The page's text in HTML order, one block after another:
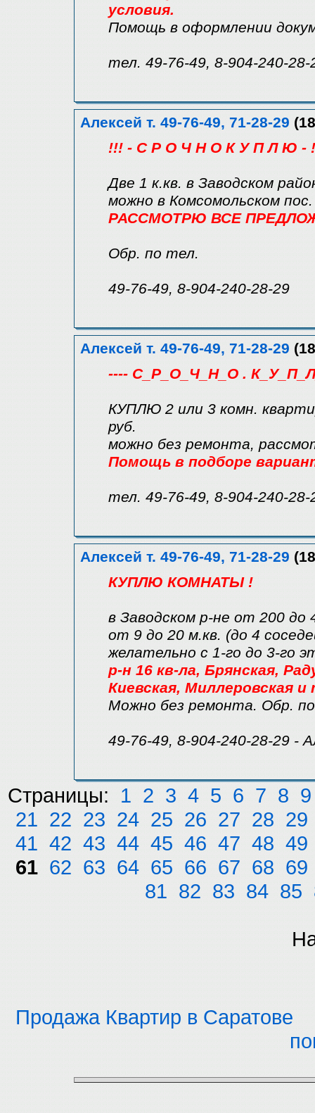
условия.
Помощь в оформлении
тел. 49-76-49, 8-904-240-28-
Алексей т. 49-76-49, 71-28-29
!!! - С Р О Ч Н О К У П Л Ю -
Две 1 к.кв. в Заводском
можно в Комсомольском пос.
РАССМОТРЮ ВСЕ
Обр. по тел.
49-76-49, 8-904-240-28-29
Алексей т. 49-76-49, 71-28-29
---- С_Р_О_Ч_Н_О .
КУПЛЮ 2 или 3 комн.
руб.
можно без ремонта,
Помощь в подборе
тел. 49-76-49, 8-904-240-28-
Алексей т. 49-76-49, 71-28-29
КУПЛЮ КОМНАТЫ !
в Заводском р-не от 200 до
от 9 до 20 м.кв. (до 4
желательно с 1-го до 3-го
р-н 16 кв-ла, Брянская,
Киевская, Миллеровская и
Можно без ремонта. Обр.
49-76-49, 8-904-240-28-29 -
Страницы: 1 2 3 4 5 6 7 8 9
21 22 23 24 25 26 27 28 29
41 42 43 44 45 46 47 48 49
61 62 63 64 65 66 67 68 69
81 82 83 84 85
Продажа Квартир в Саратове